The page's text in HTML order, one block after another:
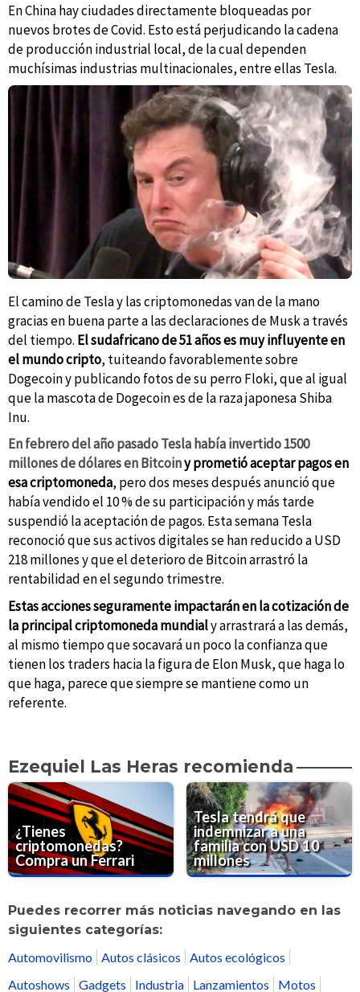
En China hay ciudades directamente bloqueadas por
nuevos brotes de Covid. Esto está perjudicando la cadena
de producción industrial local, de la cual dependen
muchísimas industrias multinacionales, entre ellas Tesla.
El camino de Tesla y las criptomonedas van de la mano
gracias en buena parte a las declaraciones de Musk a través
del tiempo. El sudafricano de 51 años es muy influyente en
el mundo cripto, tuiteando favorablemente sobre
Dogecoin y publicando fotos de su perro Floki, que al igual
que la mascota de Dogecoin es de la raza japonesa Shiba
Inu.
En febrero del año pasado Tesla había invertido 1500
millones de dólares en Bitcoiny prometió aceptar pagos en
esa criptomoneda, pero dos meses después anunció que
había vendido el 10 % de su participación y más tarde
suspendió la aceptación de pagos. Esta semana Tesla
reconoció que sus activos digitales se han reducido a USD
218 millones y que el deterioro de Bitcoin arrastró la
rentabilidad en el segundo trimestre.
Estas acciones seguramente impactarán en la cotización de
la principal criptomoneda mundialy arrastrará a las demás,
al mismo tiempo que socavará un poco la confianza que
tienen los traders hacia la figura de Elon Musk, que haga lo
que haga, parece que siempre se mantiene como un
referente.
Ezequiel Las Heras recomienda
¿Tienes
criptomonedas?
Compra un Ferrari
Tesla tendrá que
indemnizar a una
familia con USD 10
millones
Puedes recorrer más noticias navegando en las
siguientes categorías:
Automovilismo
Autos clásicos
Autos ecológicos
Autoshows
Gadgets Industria Lanzamientos Motos